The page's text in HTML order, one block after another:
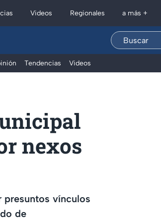
Videos Regionales a más +
Tendencias Videos
nexos
vínculos
de